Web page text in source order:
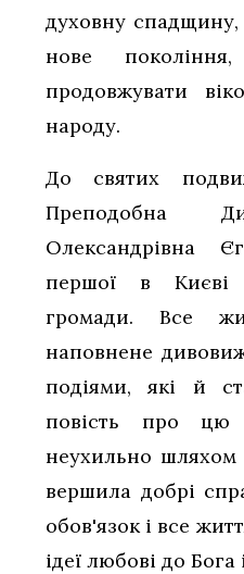
духовну
нове
продовжувати
народу.
До святих
Преподобна
Олександрівна
першої в Києві
громади. Все
наповнене
подіями, які й
повість про цю
неухильно шляхом
вершила добрі
обов'язок і все
ідеї любові до